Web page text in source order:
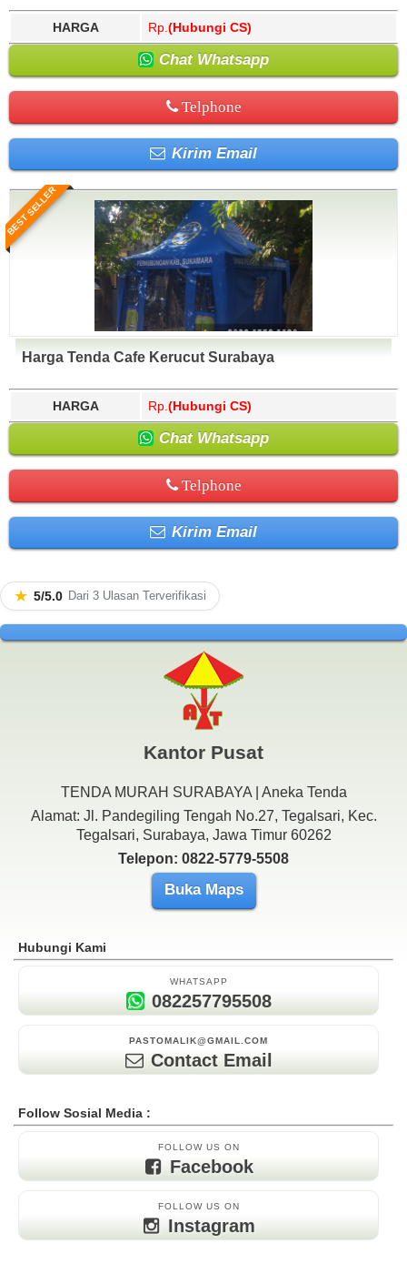
HARGA Rp. (Hubungi CS)
Chat Whatsapp
Telphone
Kirim Email
BEST SELLER
Harga Tenda Cafe Kerucut Surabaya
HARGA Rp. (Hubungi CS)
Chat Whatsapp
Telphone
Kirim Email
★ 5/5.0 Dari 3 Ulasan Terverifikasi
Kantor Pusat
TENDA MURAH SURABAYA | Aneka Tenda
Alamat: Jl. Pandegiling Tengah No.27, Tegalsari, Kec.
Tegalsari, Surabaya, Jawa Timur 60262
Telepon: 0822-5779-5508
Buka Maps
Hubungi Kami
WHATSAPP
082257795508
PASTOMALIK@GMAIL.COM
Contact Email
Follow Sosial Media :
FOLLOW US ON
Facebook
FOLLOW US ON
Instagram